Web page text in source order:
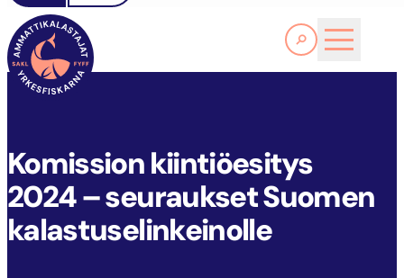
Lue lisää
SAKL
Komission kiintiöesitys
2024 – seuraukset Suomen
kalastuselinkeinolle